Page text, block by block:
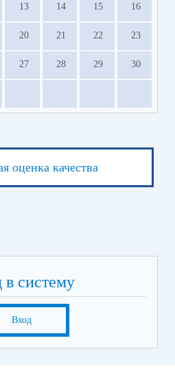
13 14 15 16
20 21 22 23
27 28 29 30
оценка качества
в систему
Вход